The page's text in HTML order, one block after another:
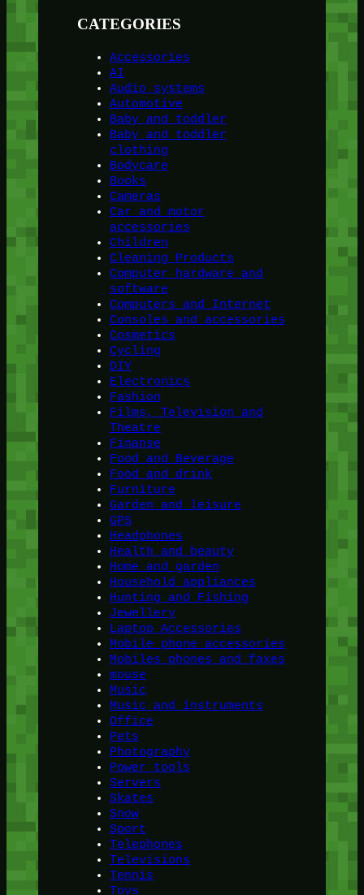
CATEGORIES
Accessories
AI
Audio systems
Automotive
Baby and toddler
Baby and toddler
clothing
Bodycare
Books
Cameras
Car and motor
accessories
Children
Cleaning Products
Computer hardware and
software
Computers and Internet
Consoles and accessories
Cosmetics
Cycling
DIY
Electronics
Fashion
Films, Television and
Theatre
Finanse
Food and Beverage
Food and drink
Furniture
Garden and leisure
GPS
Headphones
Health and beauty
Home and garden
Household appliances
Hunting and Fishing
Jewellery
Laptop Accessories
Mobile phone accessories
Mobiles phones and faxes
mouse
Music
Music and instruments
Office
Pets
Photography
Power tools
Servers
Skates
Snow
Sport
Telephones
Televisions
Tennis
Toys